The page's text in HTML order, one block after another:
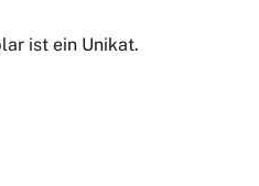
ist ein Unikat.